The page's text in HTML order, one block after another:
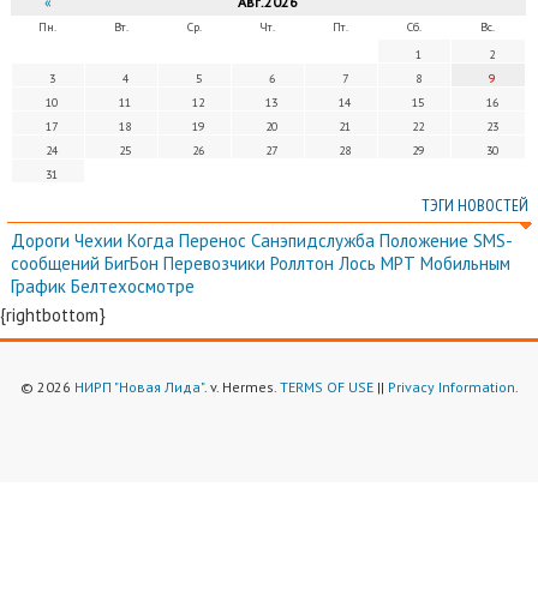
Пн. Вт. Ср. Чт. Пт. Сб.
Вс.
1
2
3
4 5 6 7 8
9
10
11 12 13 14 15
16
17
18 19 20 21 22
23
24
25 26 27 28 29
30
31
ТЭГИ НОВОСТЕЙ
Дороги Чехии Когда Перенос Санэпидслужба Положение SMS-
сообщений БигБон Перевозчики Роллтон Лось МРТ Мобильным
График Белтехосмотре
{rightbottom}
© 2026 НИРП "Новая Лида". v. Hermes. TERMS OF USE|| Privacy Information.